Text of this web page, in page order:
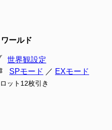
ワールド
世界観設定
SPモード ／ EXモード
ット12枚引き